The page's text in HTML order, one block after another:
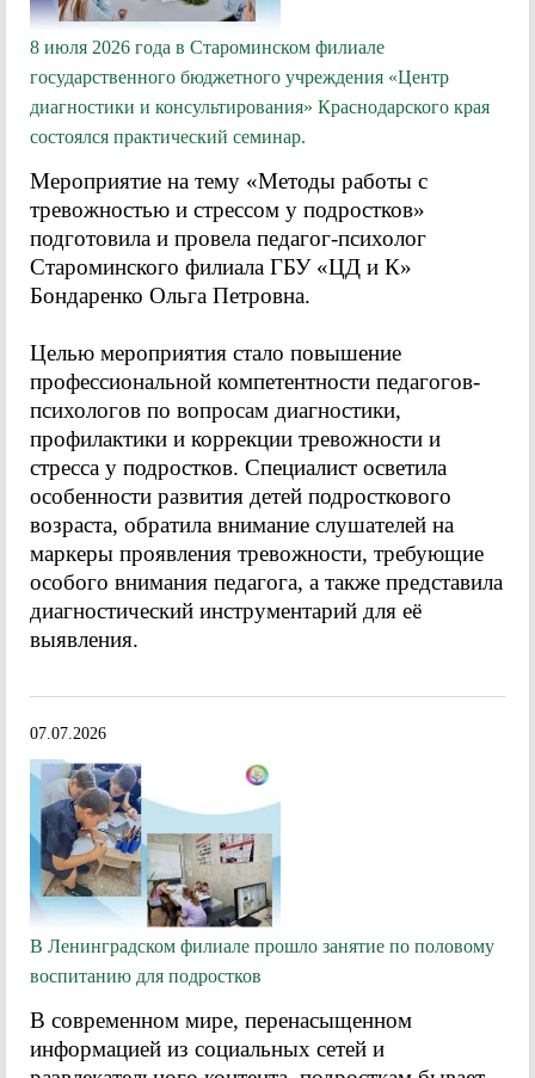
8 июля 2026 года в Староминском филиале
государственного бюджетного учреждения «Центр
диагностики и консультирования» Краснодарского края
состоялся практический семинар.
Мероприятие на тему «Методы работы с
тревожностью и стрессом у подростков»
подготовила и провела педагог-психолог
Староминского филиала ГБУ «ЦД и К»
Бондаренко Ольга Петровна.
Целью мероприятия стало повышение
профессиональной компетентности педагогов-
психологов по вопросам диагностики,
профилактики и коррекции тревожности и
стресса у подростков. Специалист осветила
особенности развития детей подросткового
возраста, обратила внимание слушателей на
маркеры проявления тревожности, требующие
особого внимания педагога, а также представила
диагностический инструментарий для её
выявления.
07.07.2026
В Ленинградском филиале прошло занятие по половому
воспитанию для подростков
В современном мире, перенасыщенном
информацией из социальных сетей и